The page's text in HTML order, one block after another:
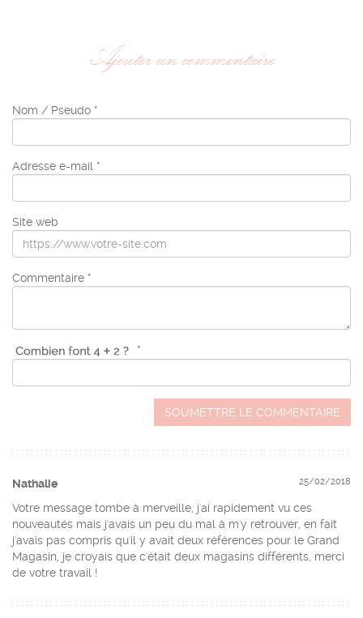
Ajouter un commentaire
Nom / Pseudo *
Adresse e-mail *
Site web
Commentaire *
*
SOUMETTRE LE COMMENTAIRE
Nathalie 25/02/2018
Votre message tombe à merveille, j'ai rapidement vu ces
nouveautés mais j'avais un peu du mal à m'y retrouver, en fait
j'avais pas compris qu'il y avait deux références pour le Grand
Magasin, je croyais que c'était deux magasins différents, merci
de votre travail !